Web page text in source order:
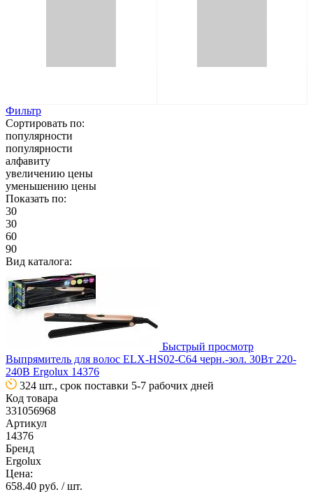
Фильтр
Сортировать по:
популярности
популярности
алфавиту
увеличению цены
уменьшению цены
Показать по:
30
30
60
90
Вид каталога:
Быстрый просмотр
Выпрямитель для волос ELX-HS02-C64 черн.-зол. 30Вт 220-
240В Ergolux 14376
324 шт., срок поставки 5-7 рабочих дней
Код товара
331056968
Артикул
14376
Бренд
Ergolux
Цена:
658.40 руб. / шт.